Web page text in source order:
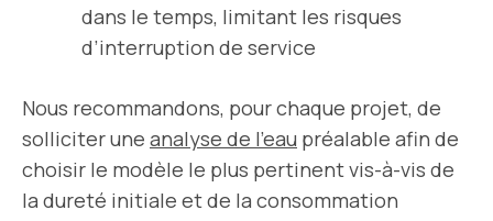
dans le temps, limitant les risques
d’interruption de service
Nous recommandons, pour chaque projet, de
solliciter une analyse de l’eau préalable afin de
choisir le modèle le plus pertinent vis-à-vis de
la dureté initiale et de la consommation